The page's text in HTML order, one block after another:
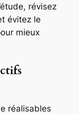
révisez
évitez le
mieux
réalisables